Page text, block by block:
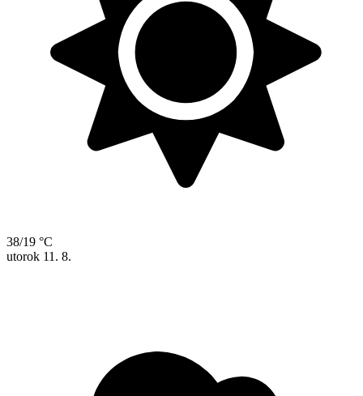
38/19 °C
utorok 11. 8.